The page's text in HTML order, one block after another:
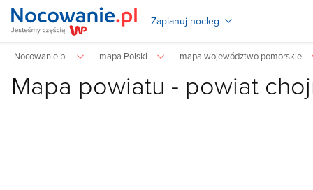
Zaplanuj nocleg
Nocowanie.pl mapa Polski mapa województwo pomorskie
Mapa powiatu - powiat